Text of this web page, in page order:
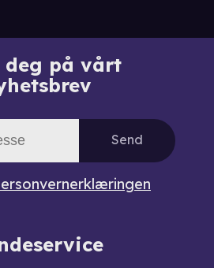
deg på vårt
Send